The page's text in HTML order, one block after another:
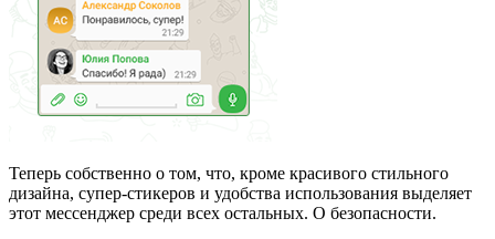
Теперь собственно о том, что, кроме красивого стильного
дизайна, супер-стикеров и удобства использования выделяет
этот мессенджер среди всех остальных. О безопасности.